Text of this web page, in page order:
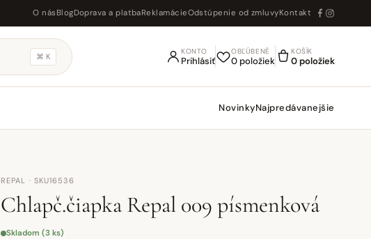
O nás BlogDoprava a platbaReklamácieOdstúpenie od zmluvyKontakt
⌘ K
KONTO
Prihlásiť
OBĽÚBENÉ
0 položiek
KOŠÍK
0 položiek
NovinkyNajpredávanejšie
REPAL · SKU16536
Chlapč.čiapka Repal 009 písmenková
Skladom (3 ks)